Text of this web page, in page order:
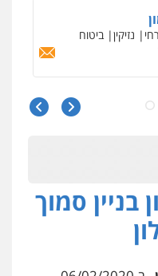
נזיקין ביטוח
לבן עורכי דין לענייני
בניין סמוך